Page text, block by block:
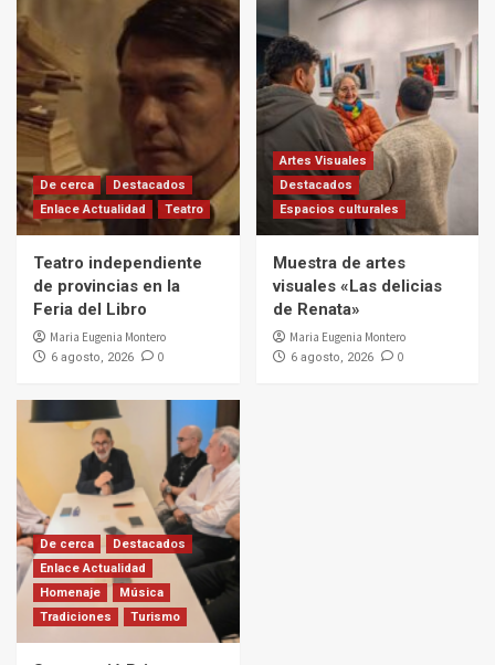
De cerca
Destacados
Enlace Actualidad
Teatro
Teatro independiente
de provincias en la
Feria del Libro
Maria Eugenia Montero
6 agosto, 2026 0
Artes Visuales
Destacados
Espacios culturales
Muestra de artes
visuales «Las delicias
de Renata»
Maria Eugenia Montero
6 agosto, 2026 0
De cerca
Destacados
Enlace Actualidad
Homenaje
Música
Tradiciones
Turismo